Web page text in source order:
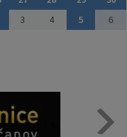
3 4 5 6